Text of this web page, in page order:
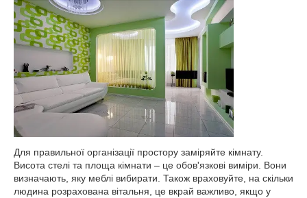
Для правильної організації простору заміряйте кімнату.
Висота стелі та площа кімнати – це обов'язкові виміри. Вони
визначають, яку меблі вибирати. Також враховуйте, на скільки
людина розрахована вітальня, це вкрай важливо, якщо у